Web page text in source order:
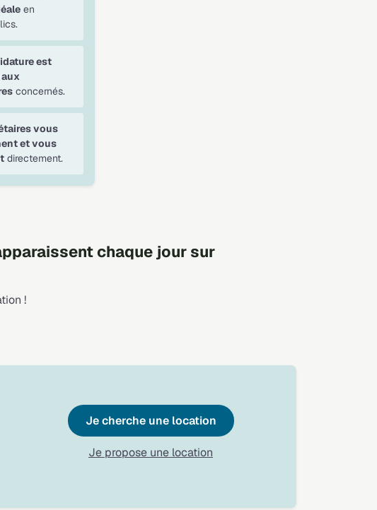
en
est
concernés.
vous
et vous
directement.
chaque jour sur
!
Je cherche une location
Je propose une location